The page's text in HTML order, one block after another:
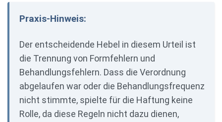
Praxis-Hinweis:
Der entscheidende Hebel in diesem Urteil ist
die Trennung von Formfehlern und
Behandlungsfehlern. Dass die Verordnung
abgelaufen war oder die Behandlungsfrequenz
nicht stimmte, spielte für die Haftung keine
Rolle, da diese Regeln nicht dazu dienen,